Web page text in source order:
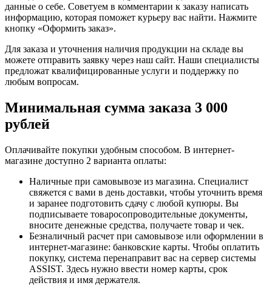
данные о себе. Советуем в комментарии к заказу написать
информацию, которая поможет курьеру вас найти. Нажмите
кнопку «Оформить заказ».
Для заказа и уточнения наличия продукции на складе вы
можете отправить заявку через наш сайт. Наши специалисты
предложат квалифицированные услуги и поддержку по
любым вопросам.
Минимальная сумма заказа 3 000
рублей
Оплачивайте покупки удобным способом. В интернет-
магазине доступно 2 варианта оплаты:
Наличные при самовывозе из магазина. Специалист
свяжется с вами в день доставки, чтобы уточнить время
и заранее подготовить сдачу с любой купюры. Вы
подписываете товаросопроводительные документы,
вносите денежные средства, получаете товар и чек.
Безналичный расчет при самовывозе или оформлении в
интернет-магазине: банковские карты. Чтобы оплатить
покупку, система перенаправит вас на сервер системы
ASSIST. Здесь нужно ввести номер карты, срок
действия и имя держателя.